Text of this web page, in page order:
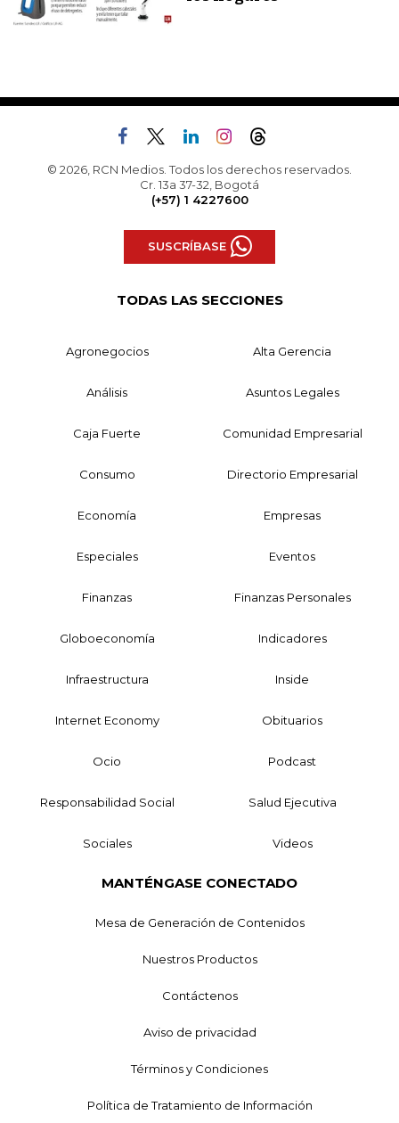
© 2026, RCN Medios. Todos los derechos reservados.
Cr. 13a 37-32, Bogotá
(+57) 1 4227600
SUSCRÍBASE
TODAS LAS SECCIONES
Agronegocios Alta Gerencia
Análisis Asuntos Legales
Caja Fuerte Comunidad Empresarial
Consumo Directorio Empresarial
Economía Empresas
Especiales Eventos
Finanzas Finanzas Personales
Globoeconomía Indicadores
Infraestructura Inside
Internet Economy Obituarios
Ocio Podcast
Responsabilidad Social Salud Ejecutiva
Sociales Videos
MANTÉNGASE CONECTADO
Mesa de Generación de Contenidos
Nuestros Productos
Contáctenos
Aviso de privacidad
Términos y Condiciones
Política de Tratamiento de Información